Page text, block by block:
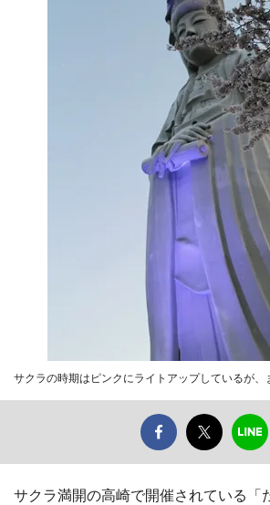
サクラの時期はピンクにライトアップしているが、
サクラ満開の高崎で開催されている「